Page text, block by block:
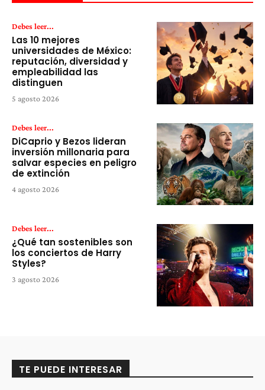
Debes leer...
Las 10 mejores
universidades de México:
reputación, diversidad y
empleabilidad las
distinguen
5 agosto 2026
Debes leer...
DiCaprio y Bezos lideran
inversión millonaria para
salvar especies en peligro
de extinción
4 agosto 2026
Debes leer...
¿Qué tan sostenibles son
los conciertos de Harry
Styles?
3 agosto 2026
TE PUEDE INTERESAR